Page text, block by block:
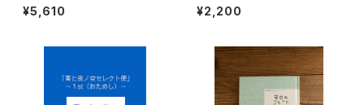
¥5,610 ¥2,200